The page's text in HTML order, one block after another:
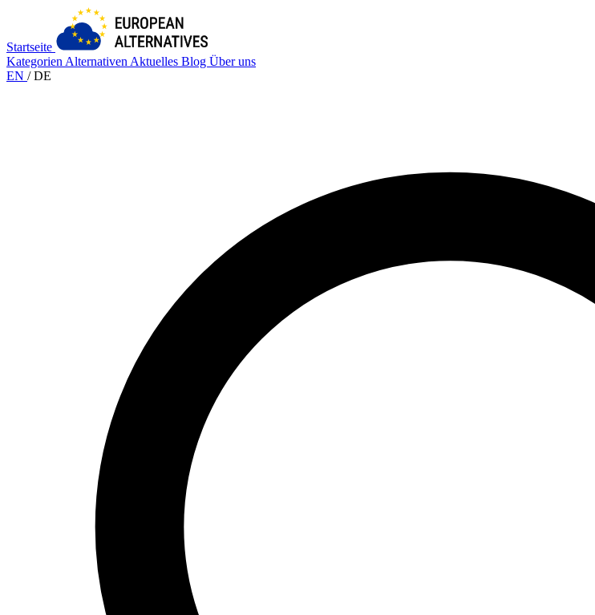
Startseite
Kategorien Alternativen Aktuelles Blog Über uns
EN / DE